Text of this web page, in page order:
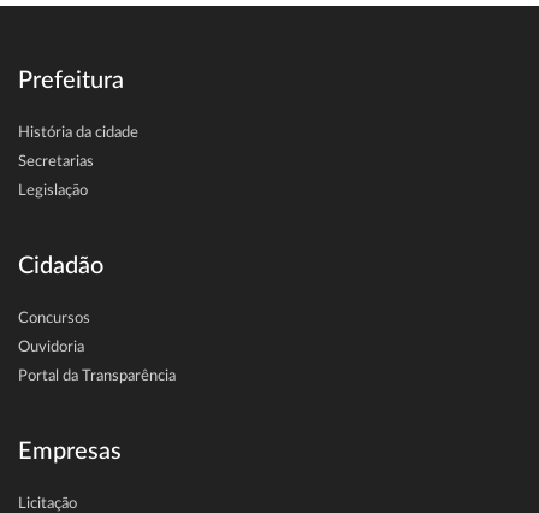
Prefeitura
História da cidade
Secretarias
Legislação
Cidadão
Concursos
Ouvidoria
Portal da Transparência
Empresas
Licitação